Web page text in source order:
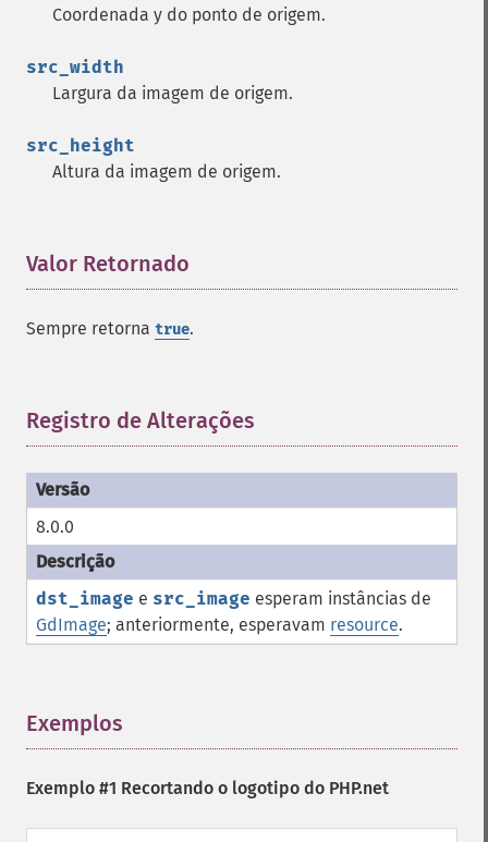
Coordenada y do ponto de origem.
src_width
Largura da imagem de origem.
src_height
Altura da imagem de origem.
Valor Retornado
Sempre retorna true.
Registro de Alterações
8.0.0
dst_image e src_image esperam instâncias de
GdImage; anteriormente, esperavam resource.
Exemplos
Exemplo #1 Recortando o logotipo do PHP.net